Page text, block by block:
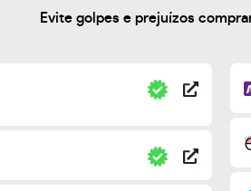
Evite golpes e prejuízos